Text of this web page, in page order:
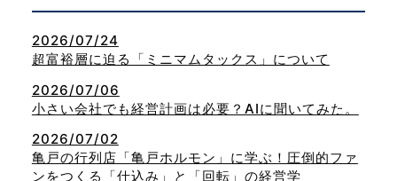
2026/07/24
超富裕層に迫る「ミニマムタックス」について
2026/07/06
小さい会社でも経営計画は必要？AIに聞いてみた。
2026/07/02
亀戸の行列店「亀戸ホルモン」に学ぶ！圧倒的ファ
ンをつくる「仕込み」と「回転」の経営学